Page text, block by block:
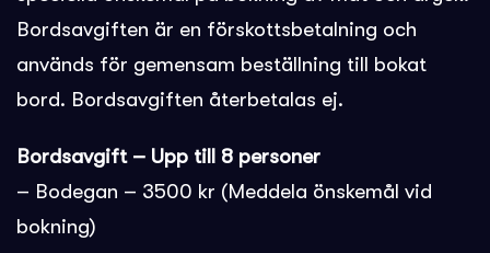
Bordsavgiften är en förskottsbetalning och
används för gemensam beställning till bokat
bord. Bordsavgiften återbetalas ej.
Bordsavgift – Upp till 8 personer
– Bodegan – 3500 kr (Meddela önskemål vid
bokning)